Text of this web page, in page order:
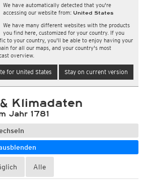
We have automatically detected that you're
accessing our website from: United States
We have many different websites with the products
you find here, customized for your country. If you
to your country, you'll be able to enjoy having your
for all our maps, and your country's most
overview.
for United States Stay on current version
Klimadaten
Jahr 1781
Alle